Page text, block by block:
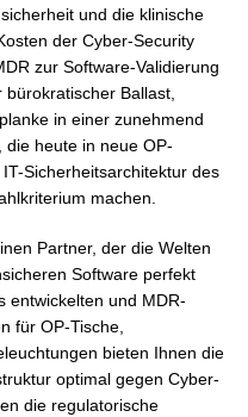
und die klinische
der Cyber-Security
zur Software-Validierung
Ballast,
in einer zunehmend
die heute in neue OP-
Sicherheitsarchitektur des
machen.
Partner, der die Welten
Software perfekt
entwickelten und MDR-
für OP-Tische,
bieten Ihnen die
optimal gegen Cyber-
die regulatorische